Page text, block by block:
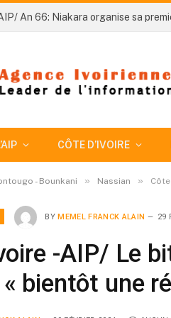
CÔTE D’IVOIRE
- Bounkani » Nassian »
BY MEMEL FRANCK ALAIN 29
-AIP/ Le
bientôt une